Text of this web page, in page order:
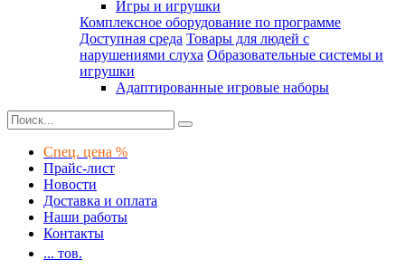
Игры и игрушки
Комплексное оборудование по программе
Доступная среда Товары для людей с
нарушениями слуха Образовательные системы и
игрушки
Адаптированные игровые наборы
Спец. цена %
Прайс-лист
Новости
Доставка и оплата
Наши работы
Контакты
... тов.